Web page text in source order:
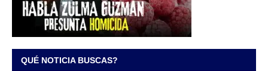
QUÉ NOTICIA BUSCAS?